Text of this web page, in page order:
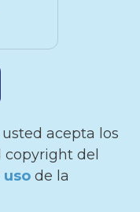
acepta los
del
de la